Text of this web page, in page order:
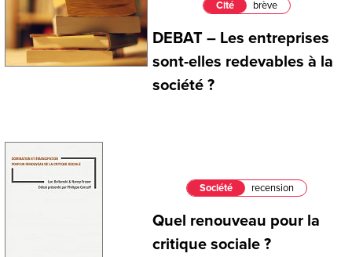
Cité brève
DEBAT – Les entreprises
sont-elles redevables à la
société ?
Société recension
Quel renouveau pour la
critique sociale ?